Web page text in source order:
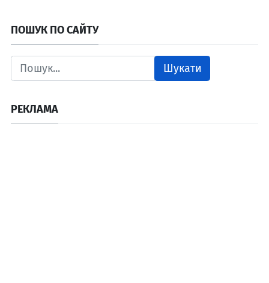
ПОШУК ПО САЙТУ
Шукати
РЕКЛАМА